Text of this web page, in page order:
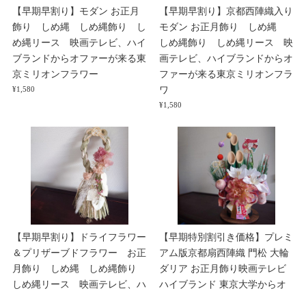
【早期早割り】モダン お正月
飾り しめ縄 しめ縄飾り し
め縄リース 映画テレビ、ハイ
ブランドからオファーが来る東
京ミリオンフラワー
¥1,580
【早期早割り】京都西陣織入り
モダン お正月飾り しめ縄
しめ縄飾り しめ縄リース 映
画テレビ、ハイブランドからオ
ファーが来る東京ミリオンフラ
ワ
¥1,580
【早期早割り】ドライフラワー
＆プリザーブドフラワー お正
月飾り しめ縄 しめ縄飾り
しめ縄リース 映画テレビ、ハ
【早期特別割引き価格】プレミ
アム版京都扇西陣織 門松 大輪
ダリア お正月飾り映画テレビ
ハイブランド 東京大学からオ